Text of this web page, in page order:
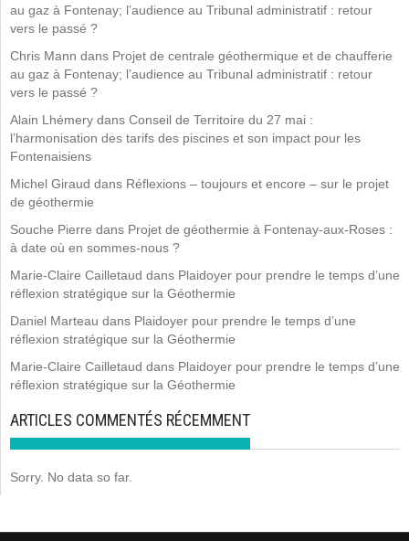
au gaz à Fontenay; l’audience au Tribunal administratif : retour
vers le passé ?
Chris Mann dans Projet de centrale géothermique et de chaufferie
au gaz à Fontenay; l’audience au Tribunal administratif : retour
vers le passé ?
Alain Lhémery dans Conseil de Territoire du 27 mai :
l’harmonisation des tarifs des piscines et son impact pour les
Fontenaisiens
Michel Giraud dans Réflexions – toujours et encore – sur le projet
de géothermie
Souche Pierre dans Projet de géothermie à Fontenay-aux-Roses :
à date où en sommes-nous ?
Marie-Claire Cailletaud dans Plaidoyer pour prendre le temps d’une
réflexion stratégique sur la Géothermie
Daniel Marteau dans Plaidoyer pour prendre le temps d’une
réflexion stratégique sur la Géothermie
Marie-Claire Cailletaud dans Plaidoyer pour prendre le temps d’une
réflexion stratégique sur la Géothermie
ARTICLES COMMENTÉS RÉCEMMENT
Sorry. No data so far.